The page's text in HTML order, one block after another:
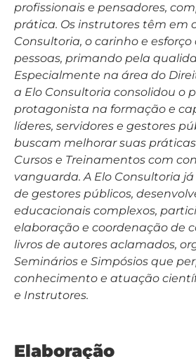
profissionais e pensadores,
prática. Os instrutores têm em
Consultoria, o carinho e
pessoas, primando pela
Especialmente na área do
a Elo Consultoria consolidou o
protagonista na formação e
líderes, servidores e gestores
buscam melhorar suas
Cursos e Treinamentos com
vanguarda. A Elo Consultoria
de gestores públicos,
educacionais complexos,
elaboração e coordenação de
livros de autores aclamados,
Seminários e Simpósios que
conhecimento e atuação
e Instrutores.
Elaboração